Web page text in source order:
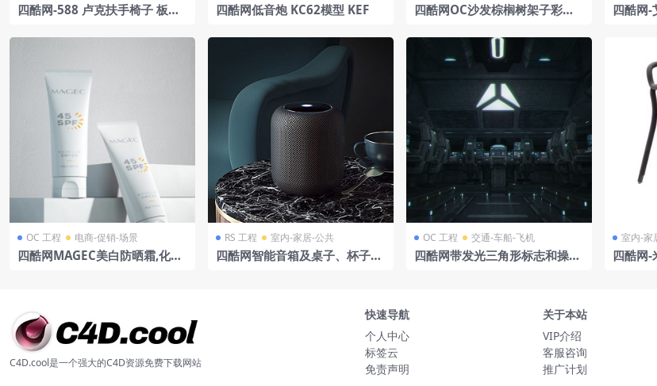
四酷网-588 卢克扶手椅子 板凳
四酷网低音炮 KC62模型 KEF
四酷网OC沙发棕榈树架子彩色
四酷网-
OC 工程 电商-促销-场景
四酷网MAGEC美白防晒霜,化妆
RS 工程 室内-家居-公共
四酷网智能音箱及桌子、杯子、
OC 工程 交通-车船-飞机
四酷网带发光三角形标志和操作
室内-家
四酷网-
C4D.cool是一个强大的C4D资源免费下载网站
快速导航
个人中心
标签云
免责声明
关于本站
VIP介绍
客服咨询
推广计划